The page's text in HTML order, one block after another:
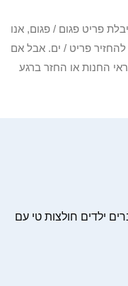
תוך 30 יום או שקיבלת פריט פגום / פגום, אנו
פריט / ים. אבל אם
החנות או החזר ברגע
ילדים חולצות טי עם